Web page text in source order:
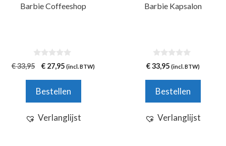
Barbie Coffeeshop
0
v
5
€33,95
Oorspronkelijke
was:
€ 33,95.
€ 27,95Huidige
€ 27,95.
(incl. BTW)
Bestellen
Verlanglijst
Barbie Kapsalon
0
v
5
€33,95 (incl. BTW)
Bestellen
Verlanglijst